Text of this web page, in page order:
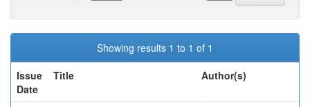
Showing results 1 to 1 of 1
Issue
Date
Title Author(s)